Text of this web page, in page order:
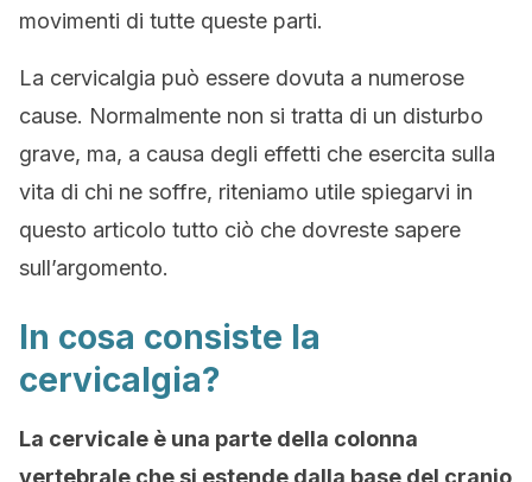
movimenti di tutte queste parti.
La cervicalgia può essere dovuta a numerose
cause. Normalmente non si tratta di un disturbo
grave, ma, a causa degli effetti che esercita sulla
vita di chi ne soffre, riteniamo utile spiegarvi in
questo articolo tutto ciò che dovreste sapere
sull’argomento.
In cosa consiste la
cervicalgia?
La cervicale è una parte della colonna
vertebrale che si estende dalla base del cranio